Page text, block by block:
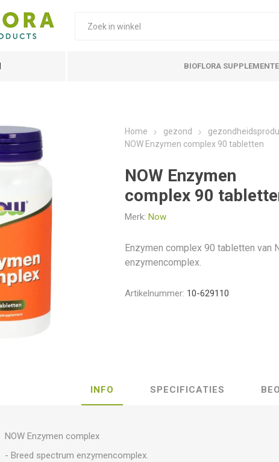
BIOFLORA
Home gezond
NOW Enzymen complex 90 tabletten
NOW Enzymen
complex 90
Merk: Now
Enzymen complex 90 tabletten van
enzymencomplex.
Artikelnummer: 10-629110
INFO SPECIFICATIES
NOW Enzymen complex
- Breed spectrum enzymencomplex.